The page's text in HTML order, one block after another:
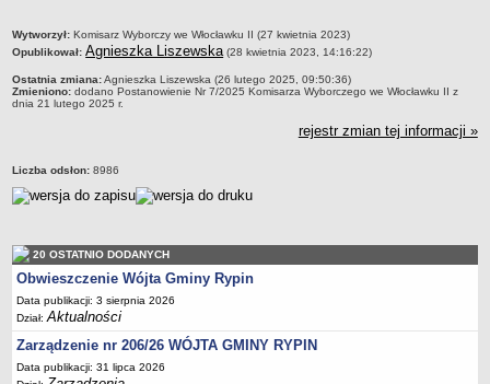
Dane teleadresowe
Czas pracy urzędu
Regulamin naboru na wolne stanowiska urzędnicze
Ogłoszenia o naborze na wolne stanowiska urzędnicze
Lista kandydatów spełniających wymagania formalne w naborach na
wolne stanowiska urzędnicze
Wyniki naboru na wolne stanowiska urzędnicze
metryczka
Wytworzył: Komisarz Wyborczy we Włocławku II (27 kwietnia 2023)
Opublikował: Agnieszka Liszewska(28 kwietnia 2023, 14:16:22)
Ostatnia zmiana:Agnieszka Liszewska (26 lutego 2025, 09:50:36)
Zmieniono: dodano Postanowienie Nr 7/2025 Komisarza Wyborczego we Włocławku II z
dnia 21 lutego 2025 r.
rejestr zmian tej informacji »
Liczba odsłon: 8986
20 OSTATNIO DODANYCH
Obwieszczenie Wójta Gminy Rypin
Data publikacji: 3 sierpnia 2026
Dział:Aktualności
Zarządzenie nr 206/26 WÓJTA GMINY RYPIN
Data publikacji: 31 lipca 2026